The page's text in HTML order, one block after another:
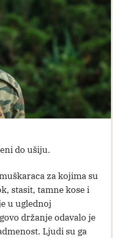
do ušiju.
za kojima su
stasit, tamne kose i
u uglednoj
držanje odavalo je
Ljudi su ga